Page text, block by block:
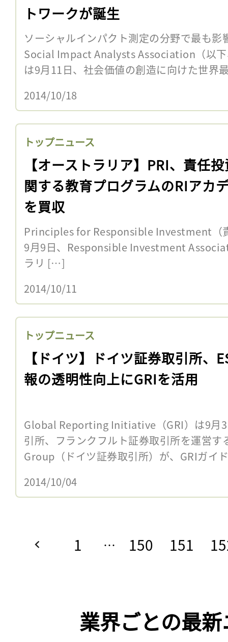
トワークが誕生
ソーシャルインパクト測定の分野で最も影
Social Impact Analysts Association（以
は9月11日、社会価値の創造に向けた世界
2014/10/18
トップニュース
【オーストラリア】PRI、責任
関する教育プログラムのRIアカ
を買収
Principles for Responsible Investment（
9月9日、Responsible Investment
ラリ […]
2014/10/11
トップニュース
【ドイツ】ドイツ証券取引所、
報の透明性向上にGRIを活用
Global Reporting Initiative（GRI）は9月
引所、フランクフルト証券取引所を運営
Group（ドイツ証券取引所）が、GRIガイ
2014/10/04
1 … 150 151
業界ごとの最